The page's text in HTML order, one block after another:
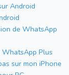
Android
de WhatsApp
Plus
sur mon iPhone